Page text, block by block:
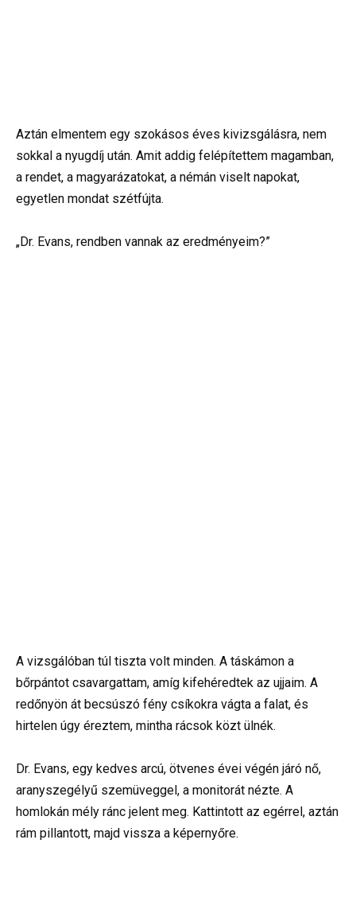
Aztán elmentem egy szokásos éves kivizsgálásra, nem
sokkal a nyugdíj után. Amit addig felépítettem magamban,
a rendet, a magyarázatokat, a némán viselt napokat,
egyetlen mondat szétfújta.
„Dr. Evans, rendben vannak az eredményeim?”
A vizsgálóban túl tiszta volt minden. A táskámon a
bőrpántot csavargattam, amíg kifehéredtek az ujjaim. A
redőnyön át becsúszó fény csíkokra vágta a falat, és
hirtelen úgy éreztem, mintha rácsok közt ülnék.
Dr. Evans, egy kedves arcú, ötvenes évei végén járó nő,
aranyszegélyű szemüveggel, a monitorát nézte. A
homlokán mély ránc jelent meg. Kattintott az egérrel, aztán
rám pillantott, majd vissza a képernyőre.